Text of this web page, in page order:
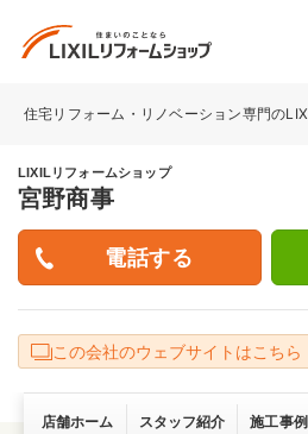
住宅リフォーム・リノベーション専門の
LIXILリフォームショップ
宮野商事
この会社のウェブサイトはこちら
店舗ホーム スタッフ紹介 施工事例